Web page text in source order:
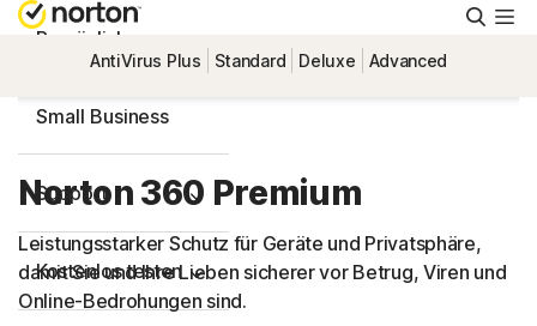
Persönlich
Small Business
Support
Kostenlos testen
AntiVirus Plus Standard Deluxe Advanced
Norton 360 Premium
Leistungsstarker Schutz für Geräte und Privatsphäre,
damit Sie und Ihre Lieben sicherer vor Betrug, Viren und
Online-Bedrohungen sind.